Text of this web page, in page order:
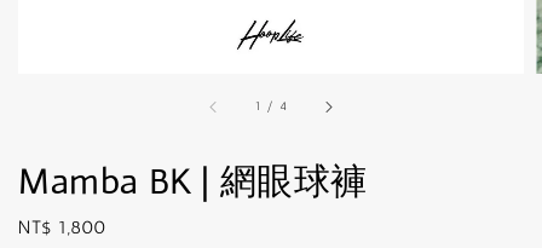
1 / 4
Mamba BK | 網眼球褲
Regular
NT$ 1,800